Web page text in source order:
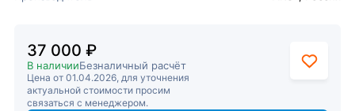
37 000 ₽
В наличииБезналичный расчёт
Цена от 01.04.2026, для уточнения
актуальной стоимости просим
связаться с менеджером.